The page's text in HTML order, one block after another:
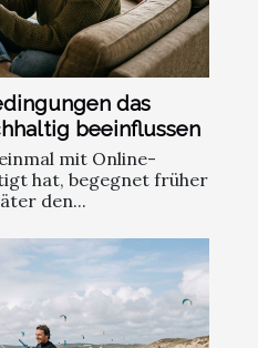
das
beeinflussen
mit Online-
hat, begegnet früher
den...